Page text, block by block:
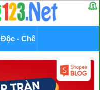
Độc - Chế